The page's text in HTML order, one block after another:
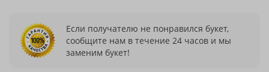
Если получателю не понравился букет,
сообщите нам в течение 24 часов и мы
заменим букет!